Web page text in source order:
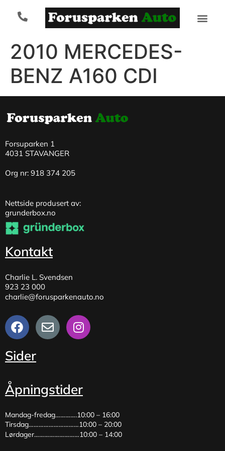
2010 MERCEDES-
BENZ A160 CDI
Forsuparken 1
4031 STAVANGER
Org nr: 918 374 205
Nettside produsert av:
grunderbox.no
Kontakt
Charlie L. Svendsen
923 23 000
charlie@forusparkenauto.no
Sider
Åpningstider
Mandag-fredag………….10:00 – 16:00
Tirsdag…………………………10:00 – 20:00
Lørdager………………………10:00 – 14:00